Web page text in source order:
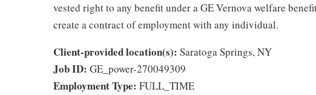
vested right to any benefit under a GE Vernova welfare
create a contract of employment with any individual.
Client-provided location(s): Saratoga Springs, NY
Job ID: GE_power-270049309
Employment Type: FULL_TIME